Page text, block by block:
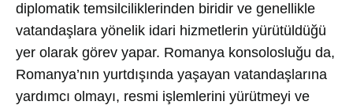
diplomatik temsilciliklerinden biridir ve genellikle
vatandaşlara yönelik idari hizmetlerin yürütüldüğü
yer olarak görev yapar. Romanya konsolosluğu da,
Romanya’nın yurtdışında yaşayan vatandaşlarına
yardımcı olmayı, resmi işlemlerini yürütmeyi ve